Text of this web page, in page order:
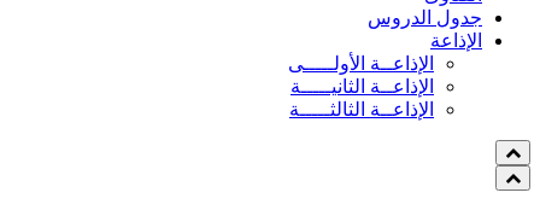
جدول الدروس
الإذاعة
الإذاعــة الأولـــــى
الإذاعــة الثانيـــــة
الإذاعــة الثالثـــــة